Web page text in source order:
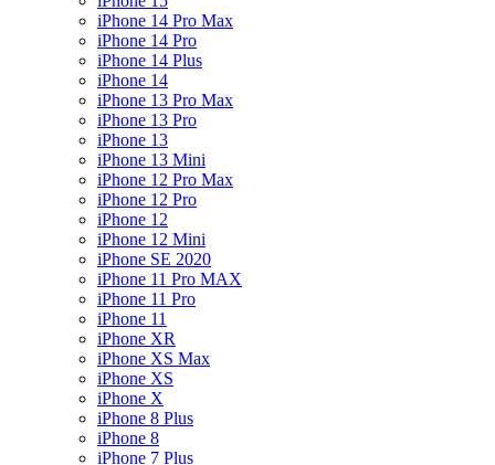
iPhone 14 Pro Max
iPhone 14 Pro
iPhone 14 Plus
iPhone 14
iPhone 13 Pro Max
iPhone 13 Pro
iPhone 13
iPhone 13 Mini
iPhone 12 Pro Max
iPhone 12 Pro
iPhone 12
iPhone 12 Mini
iPhone SE 2020
iPhone 11 Pro MAX
iPhone 11 Pro
iPhone 11
iPhone XR
iPhone XS Max
iPhone XS
iPhone X
iPhone 8 Plus
iPhone 8
iPhone 7 Plus